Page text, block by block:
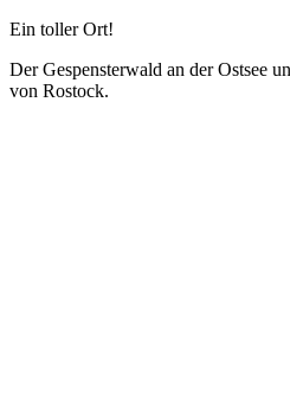
Ein toller Ort!
Der Gespensterwald an der Ostsee
von Rostock.